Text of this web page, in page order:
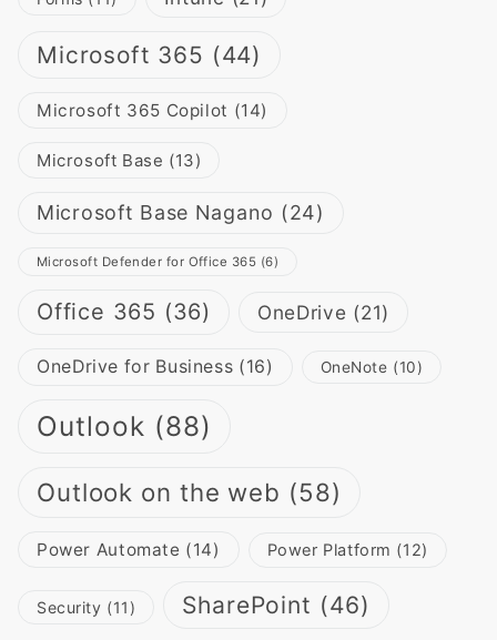
Microsoft 365 (44)
Microsoft 365 Copilot (14)
Microsoft Base (13)
Microsoft Base Nagano (24)
Microsoft Defender for Office 365 (6)
Office 365 (36) OneDrive (21)
OneDrive for Business (16) OneNote (10)
Outlook (88)
Outlook on the web (58)
Power Automate (14) Power Platform (12)
Security (11) SharePoint (46)